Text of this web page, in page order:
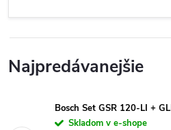
Najpredávanejšie
Bosch Set GSR 120-LI +
Skladom v e-shope